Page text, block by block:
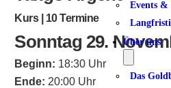
Events &
Über uns
Das
Kurs | 10 Termine
Sonntag 29.
Beginn: 18:30 Uhr
Ende: 20:00 Uhr